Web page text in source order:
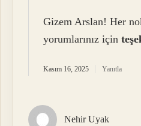
Gizem Arslan! Her
yorumlarınız için
Kasım 16, 2025 Yanıtla
Nehir Uyak